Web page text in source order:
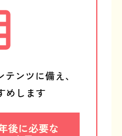
テンツに備え、
めします